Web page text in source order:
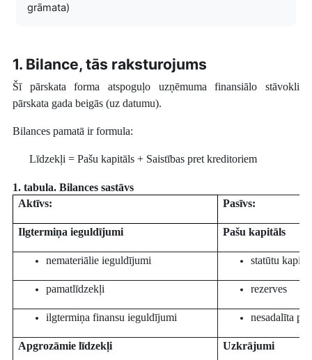
grāmata)
1. Bilance, tās raksturojums
Šī pārskata forma atspoguļo uzņēmuma finansiālo stāvokli
pārskata gada beigās (uz datumu).
Bilances pamatā ir formula:
Līdzekļi = Pašu kapitāls + Saistības pret kreditoriem
1. tabula. Bilances sastāvs
Aktīvs:
Pasīvs:
Ilgtermiņa ieguldījumi Pašu kapitāls
nemateriālie ieguldījumi statūtu
pamatlīdzekļi rezerves
ilgtermiņa finansu ieguldījumi nesadalīta
Apgrozāmie līdzekļi Uzkrājumi